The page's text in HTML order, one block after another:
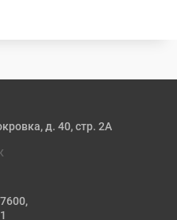
д. 40, стр. 2А